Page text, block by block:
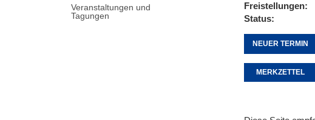
Veranstaltungen und
Tagungen
Freistellungen
Status
NEUER TERMIN
MERKZETTEL